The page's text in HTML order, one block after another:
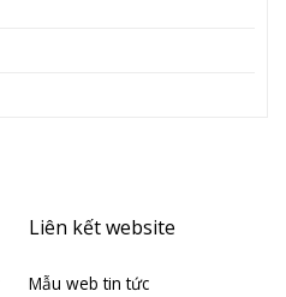
Liên kết website
Mẫu web tin tức